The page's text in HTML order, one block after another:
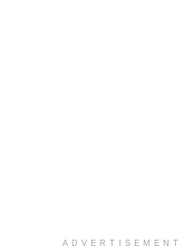
ADVERTISEMENT